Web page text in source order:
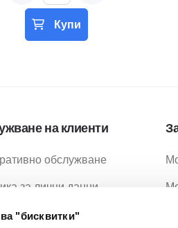
"бисквитки"
Купи
на клиенти
обслужване
за лични данни
за бисквитки